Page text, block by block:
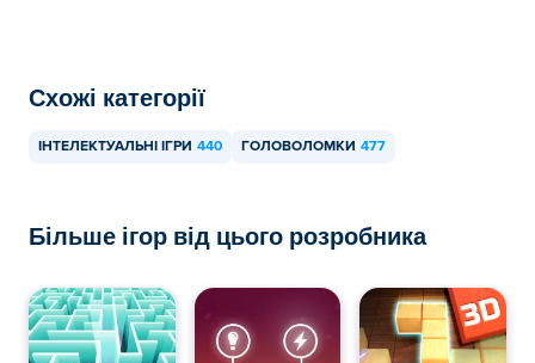
Схожі категорії
ІНТЕЛЕКТУАЛЬНІ ІГРИ 440 ГОЛОВОЛОМКИ 477
Більше ігор від цього розробника